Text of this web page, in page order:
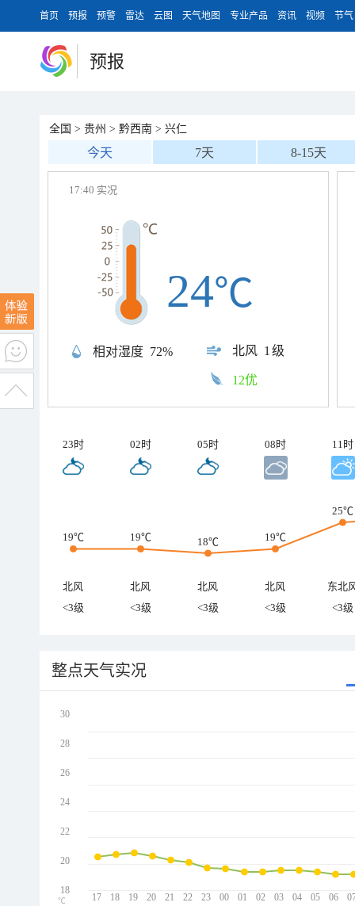
首页 预报 预警 雷达 云图 天气地图 专业产品 资讯 视频 节气
预报
全国 > 贵州 > 黔西南 > 兴仁
今天 7天 8-15天
17:40 实况
相对湿度 72% 北风 1级
24℃
12优
23时 02时 05时 08时 11时
19℃ 19℃ 18℃ 19℃
25℃
北风 北风 北风 北风
东北
<3级
<3级 <3级 <3级 <3级
整点天气实况
17 18 19 20 21 22 23 00 01 02 03 04 05 06
30
28
26
24
22
20
18
℃